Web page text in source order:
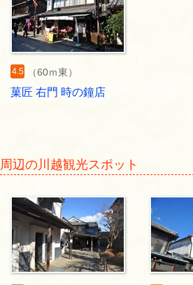
4.5 （60ｍ東）
菓匠 右門 時の鐘店
周辺の川越観光スポット